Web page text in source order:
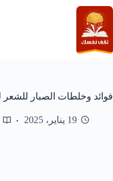
التجاوز
إلى
المحتوى
فوائد وخلطات الصبار للشعر
19 يناير، 2025